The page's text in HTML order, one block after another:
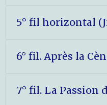
5° fil horizontal
6° fil. Après la
7° fil. La Passion